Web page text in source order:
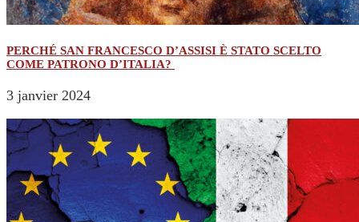
PERCHÉ SAN FRANCESCO D’ASSISI È STATO SCELTO
COME PATRONO D’ITALIA?
3 janvier 2024